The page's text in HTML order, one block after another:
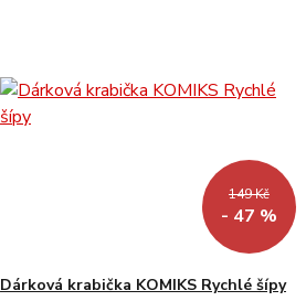
149 Kč
- 47 %
Dárková krabička KOMIKS Rychlé šípy